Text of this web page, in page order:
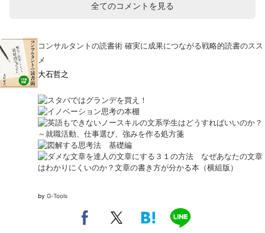
全てのコメントを見る
コンサルタントの読書術 確実に成果につながる戦略的読書のスス
メ
大石哲之
by G-Tools